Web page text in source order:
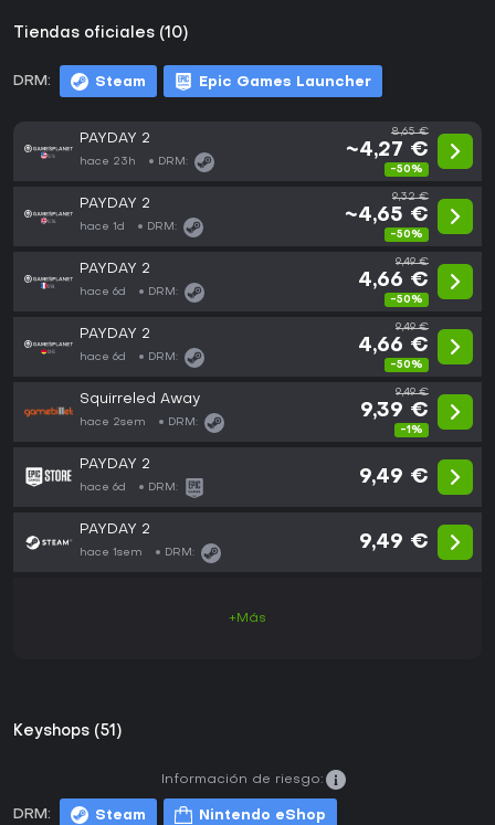
Tiendas oficiales (10)
DRM: Steam Epic Games Launcher
PAYDAY 2
hace 23h DRM:
8,65 €
~4,27 €
-50%
PAYDAY 2
hace 1d DRM:
9,32 €
~4,65 €
-50%
PAYDAY 2
hace 6d DRM:
9,49 €
4,66 €
-50%
PAYDAY 2
hace 6d DRM:
9,49 €
4,66 €
-50%
Squirreled Away
hace 2sem DRM:
9,49 €
9,39 €
-1%
PAYDAY 2
hace 6d DRM:
9,49 €
PAYDAY 2
hace 1sem DRM:
9,49 €
+Más
Keyshops (51)
DRM: Steam Nintendo eShop
Información de riesgo: